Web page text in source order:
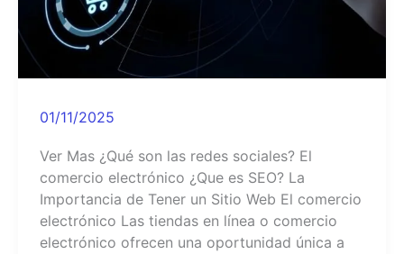
01/11/2025
Ver Mas ¿Qué son las redes sociales? El
comercio electrónico ¿Que es SEO? La
Importancia de Tener un Sitio Web El comercio
electrónico Las tiendas en línea o comercio
electrónico ofrecen una oportunidad única a